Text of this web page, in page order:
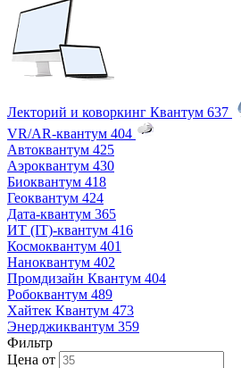
Лекторий и коворкинг Квантум 637
VR/AR-квантум 404
Автоквантум 425
Аэроквантум 430
Биоквантум 418
Геоквантум 424
Дата-квантум 365
ИТ (IT)-квантум 416
Космоквантум 401
Наноквантум 402
Промдизайн Квантум 404
Робоквантум 489
Хайтек Квантум 473
Энерджиквантум 359
Фильтр
Цена от